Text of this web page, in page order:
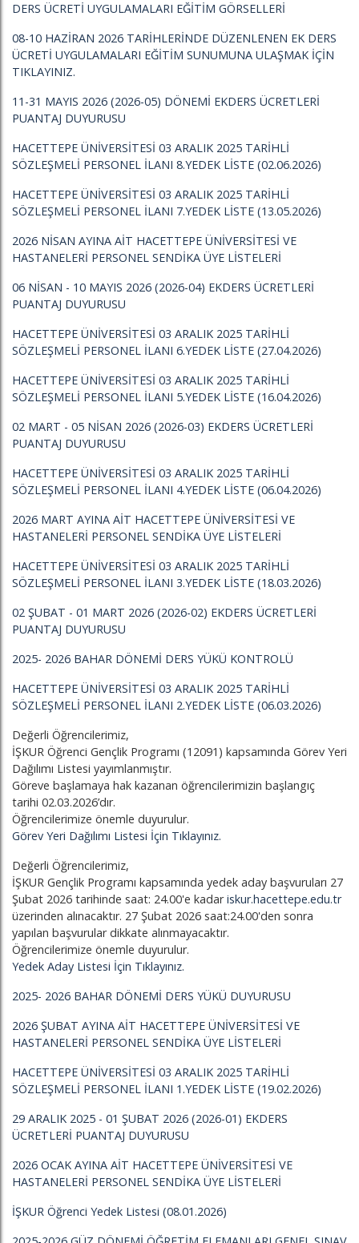
DERS ÜCRETİ UYGULAMALARI EĞİTİM GÖRSELLERİ
08-10 HAZİRAN 2026 TARİHLERİNDE DÜZENLENEN EK DERS
ÜCRETİ UYGULAMALARI EĞİTİM SUNUMUNA ULAŞMAK İÇİN
TIKLAYINIZ.
11-31 MAYIS 2026 (2026-05) DÖNEMİ EKDERS ÜCRETLERİ
PUANTAJ DUYURUSU
HACETTEPE ÜNİVERSİTESİ 03 ARALIK 2025 TARİHLİ
SÖZLEŞMELİ PERSONEL İLANI 8.YEDEK LİSTE (02.06.2026)
HACETTEPE ÜNİVERSİTESİ 03 ARALIK 2025 TARİHLİ
SÖZLEŞMELİ PERSONEL İLANI 7.YEDEK LİSTE (13.05.2026)
2026 NİSAN AYINA AİT HACETTEPE ÜNİVERSİTESİ VE
HASTANELERİ PERSONEL SENDİKA ÜYE LİSTELERİ
06 NİSAN - 10 MAYIS 2026 (2026-04) EKDERS ÜCRETLERİ
PUANTAJ DUYURUSU
HACETTEPE ÜNİVERSİTESİ 03 ARALIK 2025 TARİHLİ
SÖZLEŞMELİ PERSONEL İLANI 6.YEDEK LİSTE (27.04.2026)
HACETTEPE ÜNİVERSİTESİ 03 ARALIK 2025 TARİHLİ
SÖZLEŞMELİ PERSONEL İLANI 5.YEDEK LİSTE (16.04.2026)
02 MART - 05 NİSAN 2026 (2026-03) EKDERS ÜCRETLERİ
PUANTAJ DUYURUSU
HACETTEPE ÜNİVERSİTESİ 03 ARALIK 2025 TARİHLİ
SÖZLEŞMELİ PERSONEL İLANI 4.YEDEK LİSTE (06.04.2026)
2026 MART AYINA AİT HACETTEPE ÜNİVERSİTESİ VE
HASTANELERİ PERSONEL SENDİKA ÜYE LİSTELERİ
HACETTEPE ÜNİVERSİTESİ 03 ARALIK 2025 TARİHLİ
SÖZLEŞMELİ PERSONEL İLANI 3.YEDEK LİSTE (18.03.2026)
02 ŞUBAT - 01 MART 2026 (2026-02) EKDERS ÜCRETLERİ
PUANTAJ DUYURUSU
2025- 2026 BAHAR DÖNEMİ DERS YÜKÜ KONTROLÜ
HACETTEPE ÜNİVERSİTESİ 03 ARALIK 2025 TARİHLİ
SÖZLEŞMELİ PERSONEL İLANI 2.YEDEK LİSTE (06.03.2026)
Değerli Öğrencilerimiz,
İŞKUR Öğrenci Gençlik Programı (12091) kapsamında Görev Yeri
Dağılımı Listesi yayımlanmıştır.
Göreve başlamaya hak kazanan öğrencilerimizin başlangıç
tarihi 02.03.2026’dır.
Öğrencilerimize önemle duyurulur.
Görev Yeri Dağılımı Listesi İçin Tıklayınız.
Değerli Öğrencilerimiz,
İŞKUR Gençlik Programı kapsamında yedek aday başvuruları 27
Şubat 2026 tarihinde saat: 24.00'e kadariskur.hacettepe.edu.tr
üzerinden alınacaktır. 27 Şubat 2026 saat:24.00'den sonra
yapılan başvurular dikkate alınmayacaktır.
Öğrencilerimize önemle duyurulur.
Yedek Aday Listesi İçin Tıklayınız.
2025- 2026 BAHAR DÖNEMİ DERS YÜKÜ DUYURUSU
2026 ŞUBAT AYINA AİT HACETTEPE ÜNİVERSİTESİ VE
HASTANELERİ PERSONEL SENDİKA ÜYE LİSTELERİ
HACETTEPE ÜNİVERSİTESİ 03 ARALIK 2025 TARİHLİ
SÖZLEŞMELİ PERSONEL İLANI 1.YEDEK LİSTE (19.02.2026)
29 ARALIK 2025 - 01 ŞUBAT 2026 (2026-01) EKDERS
ÜCRETLERİ PUANTAJ DUYURUSU
2026 OCAK AYINA AİT HACETTEPE ÜNİVERSİTESİ VE
HASTANELERİ PERSONEL SENDİKA ÜYE LİSTELERİ
İŞKUR Öğrenci Yedek Listesi (08.01.2026)